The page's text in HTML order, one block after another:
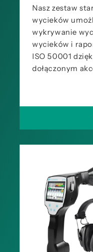
Nasz zestaw
wycieków
wykrywanie
wycieków i
ISO 50001
dołączonym